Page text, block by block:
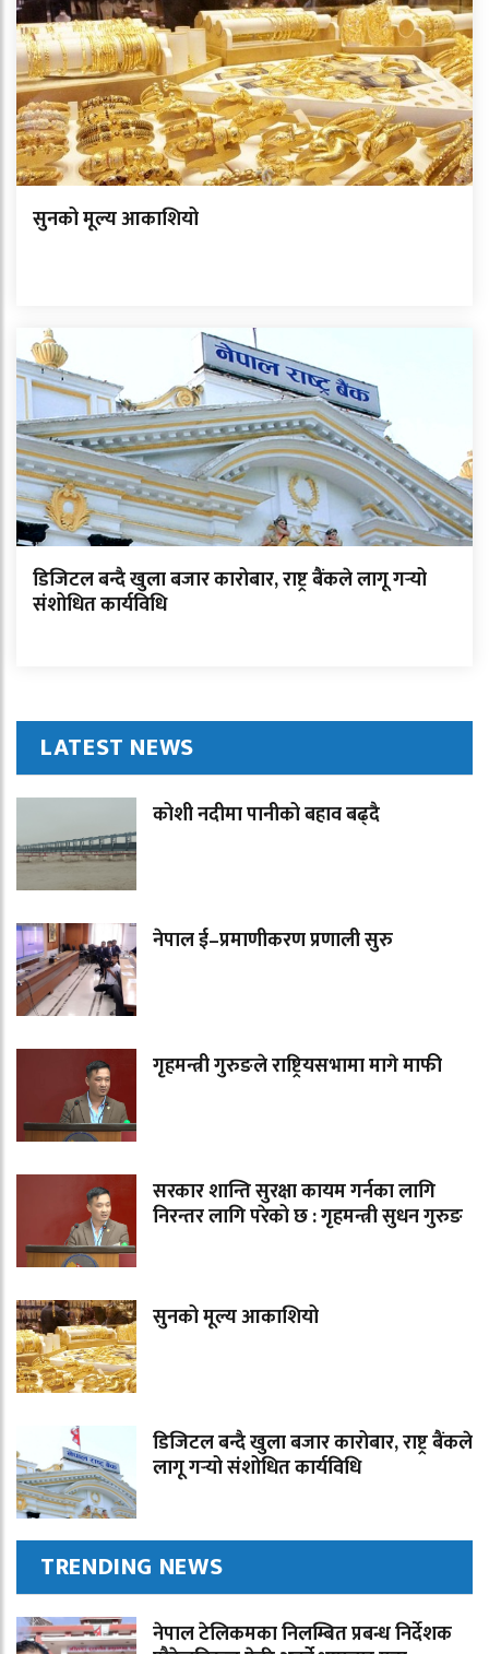
सुनको मूल्य आकाशियो
डिजिटल बन्दै खुला बजार कारोबार, राष्ट्र बैंकले लागू गर्‍यो
संशोधित कार्यविधि
LATEST NEWS
कोशी नदीमा पानीको बहाव बढ्दै
नेपाल ई–प्रमाणीकरण प्रणाली सुरु
गृहमन्त्री गुरुङले राष्ट्रियसभामा मागे माफी
सरकार शान्ति सुरक्षा कायम गर्नका लागि
निरन्तर लागि परेको छ : गृहमन्त्री सुधन गुरुङ
सुनको मूल्य आकाशियो
डिजिटल बन्दै खुला बजार कारोबार, राष्ट्र बैंकले
लागू गर्‍यो संशोधित कार्यविधि
TRENDING NEWS
नेपाल टेलिकमका निलम्बित प्रबन्ध निर्देशक